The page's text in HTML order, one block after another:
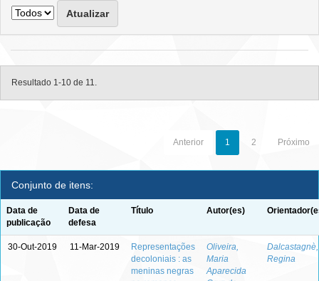
Resultado 1-10 de 11.
Anterior 1 2 Próximo
Conjunto de itens:
Data de
publicação
Data de
defesa
Título Autor(es)
30-Out-2019 11-Mar-2019
Representações
decoloniais : as
meninas negras
Oliveira,
Maria
Aparecida
Dalcastagnè,
Regina